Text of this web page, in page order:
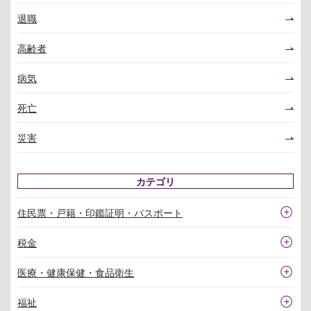
退職
高齢者
病気
死亡
災害
カテゴリ
住民票・戸籍・印鑑証明・パスポート
税金
医療・健康保健・食品衛生
福祉